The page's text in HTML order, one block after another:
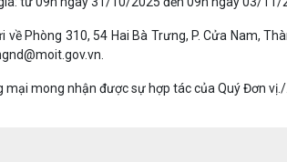
về Phòng 310, 54 Hai Bà Trưng, P. Cửa Nam,
mại mong nhận được sự hợp tác của Quý Đơn vị./.